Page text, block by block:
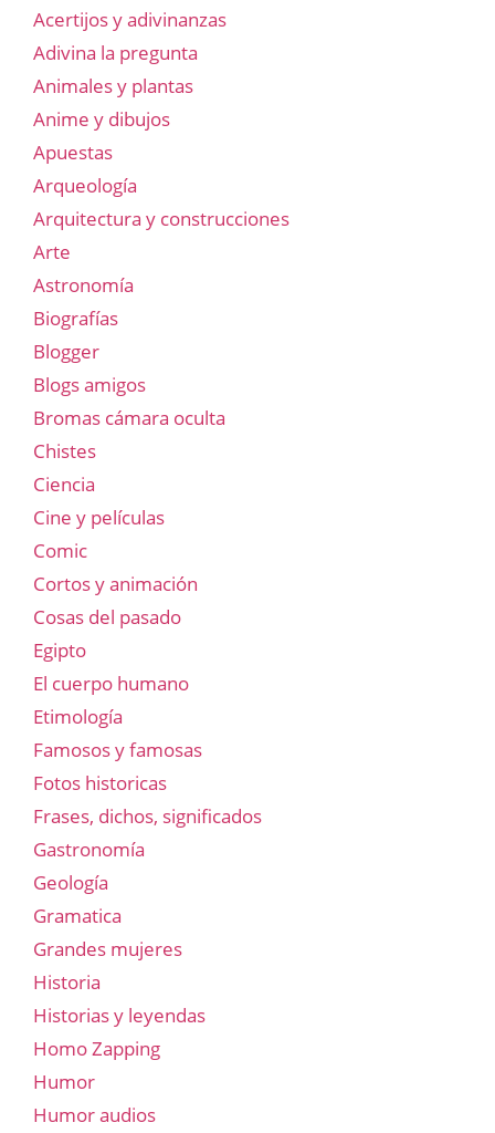
Acertijos y adivinanzas
Adivina la pregunta
Animales y plantas
Anime y dibujos
Apuestas
Arqueología
Arquitectura y construcciones
Arte
Astronomía
Biografías
Blogger
Blogs amigos
Bromas cámara oculta
Chistes
Ciencia
Cine y películas
Comic
Cortos y animación
Cosas del pasado
Egipto
El cuerpo humano
Etimología
Famosos y famosas
Fotos historicas
Frases, dichos, significados
Gastronomía
Geología
Gramatica
Grandes mujeres
Historia
Historias y leyendas
Homo Zapping
Humor
Humor audios